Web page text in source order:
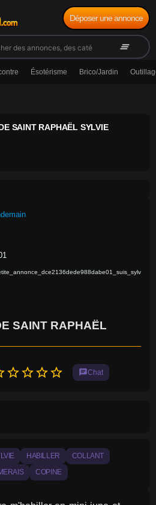
clear_all
Déposer une annonce
Ésotérisme Brico/Jardin
SAINT RAPHAËL SYLVIE
SAINT RAPHAËL
star_borderstar_borderstar_borderstar_border chatChat
HABILLER COLLANT
COPINE